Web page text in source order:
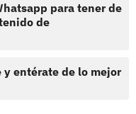
para tener de
de
y entérate de lo mejor